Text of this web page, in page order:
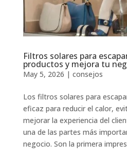
Filtros solares para
productos y mejora tu
May 5, 2026 | consejos
Los filtros solares para
eficaz para reducir el calor,
mejorar la experiencia del
una de las partes más
negocio. Son la primera